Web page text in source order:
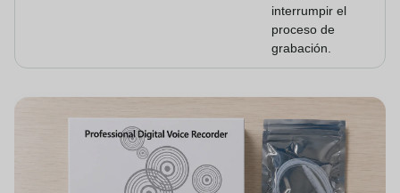
interrumpir el
proceso de
grabación.